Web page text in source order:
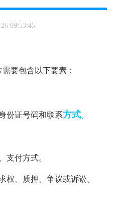
09:53:45
要包含以下要素：
份证号码和联系方式。
付方式。
、质押、争议或诉讼。